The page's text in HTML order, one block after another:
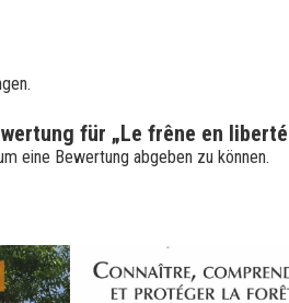
für „Le frêne en
eine Bewertung abgeben zu können.